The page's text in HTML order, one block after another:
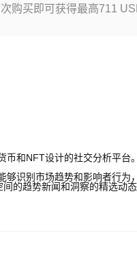
购买即可获得最高711
币和NFT设计的社交分析平
够识别市场趋势和影响者行
的趋势新闻和洞察的精选动